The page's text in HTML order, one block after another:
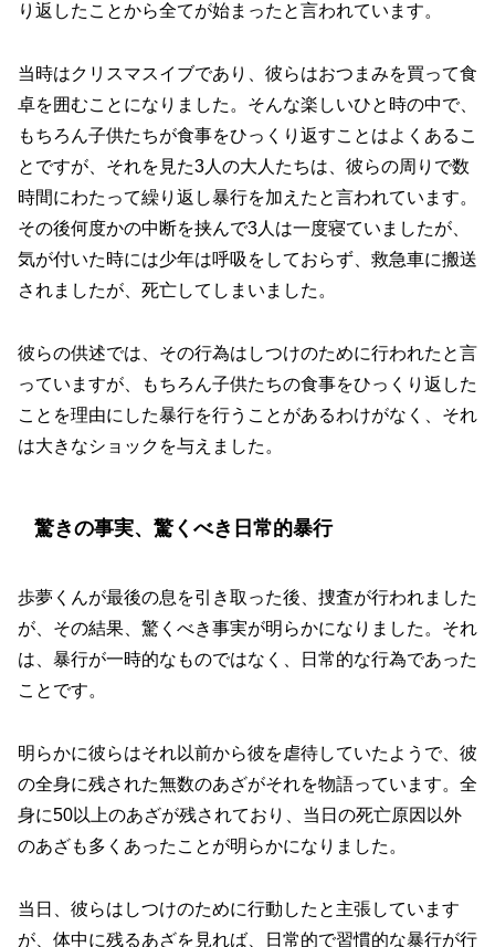
り返したことから全てが始まったと言われています。
当時はクリスマスイブであり、彼らはおつまみを買って食
卓を囲むことになりました。そんな楽しいひと時の中で、
もちろん子供たちが食事をひっくり返すことはよくあるこ
とですが、それを見た3人の大人たちは、彼らの周りで数
時間にわたって繰り返し暴行を加えたと言われています。
その後何度かの中断を挟んで3人は一度寝ていましたが、
気が付いた時には少年は呼吸をしておらず、救急車に搬送
されましたが、死亡してしまいました。
彼らの供述では、その行為はしつけのために行われたと言
っていますが、もちろん子供たちの食事をひっくり返した
ことを理由にした暴行を行うことがあるわけがなく、それ
は大きなショックを与えました。
驚きの事実、驚くべき日常的暴行
歩夢くんが最後の息を引き取った後、捜査が行われました
が、その結果、驚くべき事実が明らかになりました。それ
は、暴行が一時的なものではなく、日常的な行為であった
ことです。
明らかに彼らはそれ以前から彼を虐待していたようで、彼
の全身に残された無数のあざがそれを物語っています。全
身に50以上のあざが残されており、当日の死亡原因以外
のあざも多くあったことが明らかになりました。
当日、彼らはしつけのために行動したと主張しています
が、体中に残るあざを見れば、日常的で習慣的な暴行が行